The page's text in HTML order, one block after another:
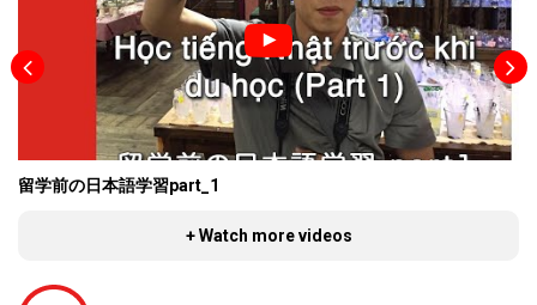
留学前の日本語学習part_1
+ Watch more videos